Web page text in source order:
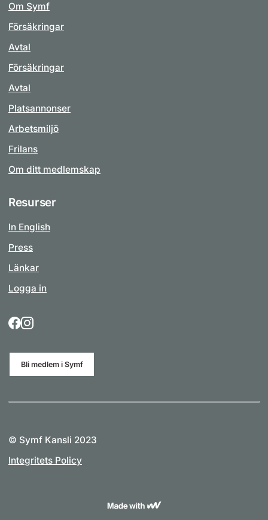
Om Symf
Försäkringar
Avtal
Försäkringar
Avtal
Platsannonser
Arbetsmiljö
Frilans
Om ditt medlemskap
Resurser
In English
Press
Länkar
Logga in
Bli medlem i Symf
© Symf Kansli 2023
Integritets Policy